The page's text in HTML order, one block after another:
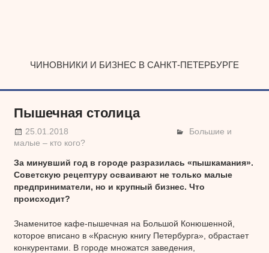
ЧИНОВНИКИ И БИЗНЕС В САНКТ-ПЕТЕРБУРГЕ
Пышечная столица
25.01.2018
Большие и
малые – кто кого?
За минувший год в городе разразилась «пышкамания».
Советскую рецептуру осваивают не только малые
предприниматели, но и крупный бизнес. Что
происходит?
Знаменитое кафе-пышечная на Большой Конюшенной,
которое вписано в «Красную книгу Петербурга», обрастает
конкурентами. В городе множатся заведения,